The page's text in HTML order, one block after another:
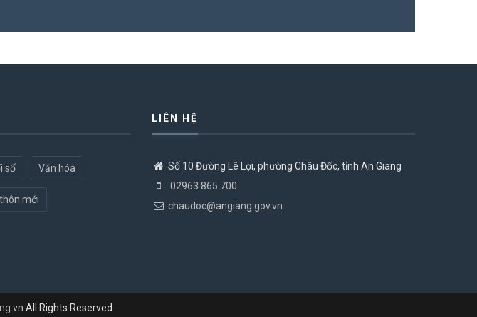
số Văn hóa
mới
LIÊN HỆ
Số 10 Đường Lê Lợi, phường Châu Đốc, tỉnh An Giang
02963.865.700
chaudoc@angiang.gov.vn
All Rights Reserved.